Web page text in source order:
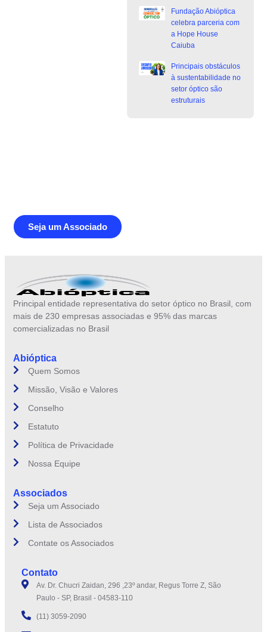
Fundação Abióptica
celebra parceria com
a Hope House
Caiuba
Principais obstáculos
à sustentabilidade no
setor óptico são
estruturais
Seja um Associado
Principal entidade representativa do setor óptico no Brasil, com
mais de 230 empresas associadas e 95% das marcas
comercializadas no Brasil
Abióptica
Quem Somos
Missão, Visão e Valores
Conselho
Estatuto
Política de Privacidade
Nossa Equipe
Associados
Seja um Associado
Lista de Associados
Contate os Associados
Contato
Av. Dr. Chucri Zaidan, 296 ,23º andar, Regus Torre Z, São
Paulo - SP, Brasil - 04583-110
(11) 3059-2090